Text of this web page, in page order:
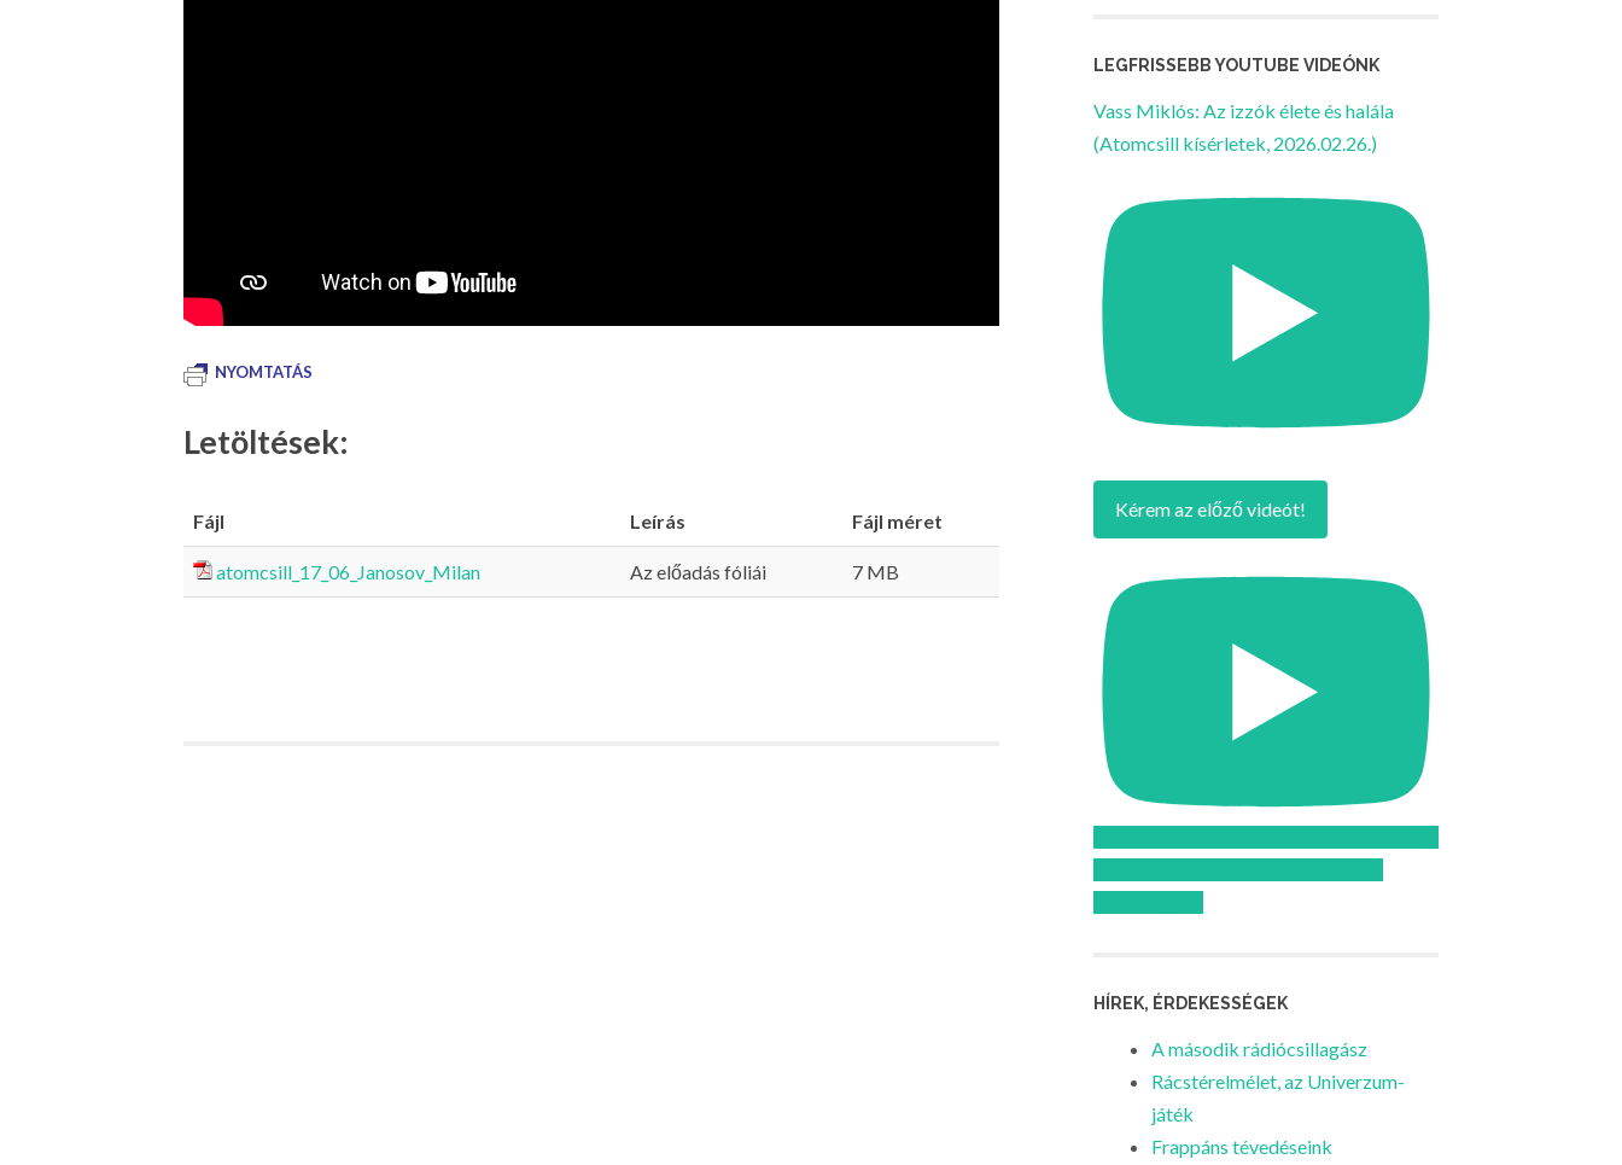
NYOMTATÁS
Letöltések:
Fájl Leírás Fájl méret
atomcsill_17_06_Janosov_Milan Az előadás fóliái 7 MB
LEGFRISSEBB YOUTUBE VIDEÓNK
Vass Miklós: Az izzók élete és halála
(Atomcsill kísérletek, 2026.02.26.)
Kérem az előző videót!
HÍREK, ÉRDEKESSÉGEK
A második rádiócsillagász
Rácstérelmélet, az Univerzum-
játék
Frappáns tévedéseink